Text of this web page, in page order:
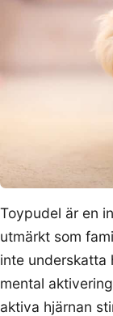
Toypudel är en
utmärkt som
inte underskatta
mental
aktiva hjärnan